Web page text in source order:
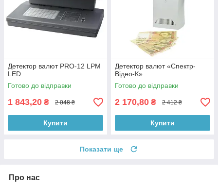
Детектор валют PRO-12 LPM
LED
Готово до відправки
1 843,20 ₴ 2 048 ₴
Купити
Детектор валют «Спектр-
Відео-К»
Готово до відправки
2 170,80 ₴ 2 412 ₴
Купити
Показати ще
Про нас